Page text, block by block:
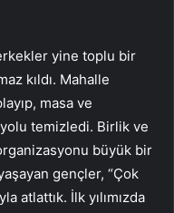
yine toplu bir
kıldı. Mahalle
masa ve
temizledi. Birlik ve
büyük bir
gençler, “Çok
atlattık. İlk yılımızda